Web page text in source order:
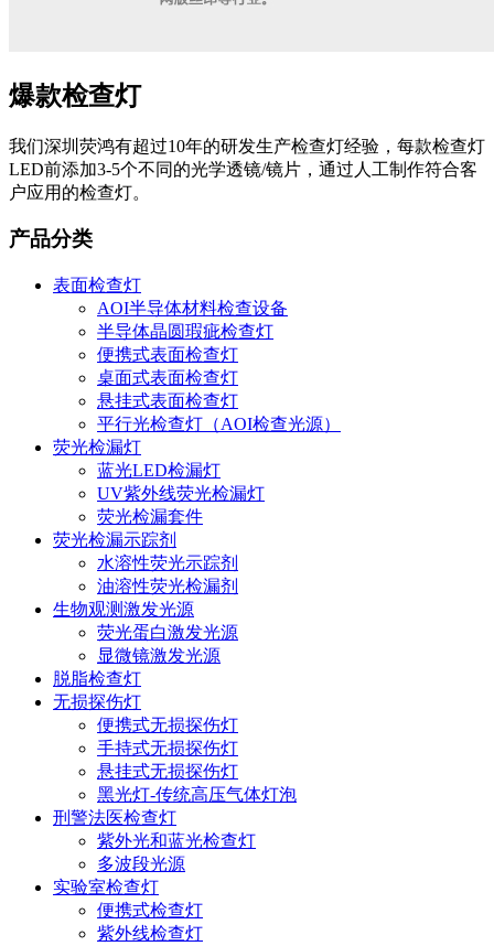
爆款检查灯
我们深圳荧鸿有超过10年的研发生产检查灯经验，每款检查灯
LED前添加3-5个不同的光学透镜/镜片，通过人工制作符合客
户应用的检查灯。
产品分类
表面检查灯
AOI半导体材料检查设备
半导体晶圆瑕疵检查灯
便携式表面检查灯
桌面式表面检查灯
悬挂式表面检查灯
平行光检查灯（AOI检查光源）
荧光检漏灯
蓝光LED检漏灯
UV紫外线荧光检漏灯
荧光检漏套件
荧光检漏示踪剂
水溶性荧光示踪剂
油溶性荧光检漏剂
生物观测激发光源
荧光蛋白激发光源
显微镜激发光源
脱脂检查灯
无损探伤灯
便携式无损探伤灯
手持式无损探伤灯
悬挂式无损探伤灯
黑光灯-传统高压气体灯泡
刑警法医检查灯
紫外光和蓝光检查灯
多波段光源
实验室检查灯
便携式检查灯
紫外线检查灯